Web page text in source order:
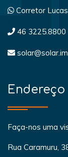
Corretor
46 3225.8800
Endereço
Faça-nos uma
Rua Caramuru,